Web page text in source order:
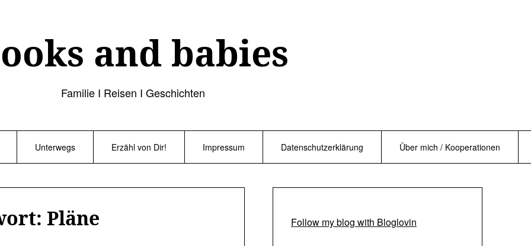
and babies
Familie I Reisen I Geschichten
Unterwegs Erzähl von Dir! Impressum Datenschutzerklärung Über mich / Kooperationen
Pläne Follow my blog with Bloglovin